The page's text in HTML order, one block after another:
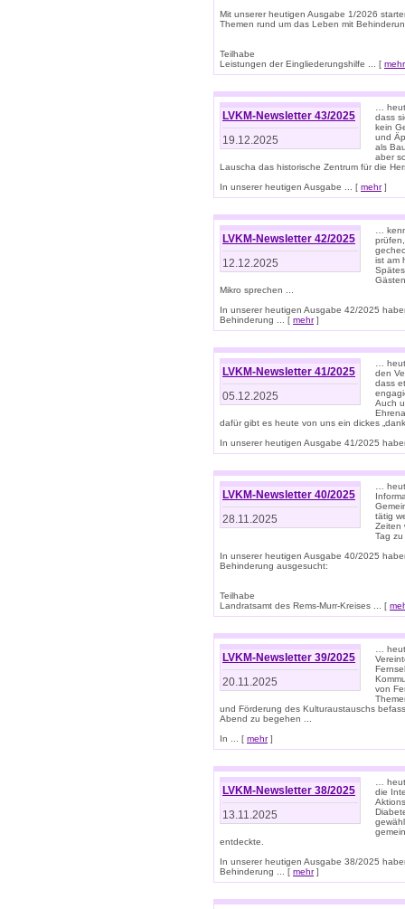
Mit unserer heutigen Ausgabe 1/2026
Themen rund um das Leben mit
Teilhabe
Leistungen der Eingliederungshilfe ... [ mehr
LVKM-Newsletter 43/2025
19.12.2025
…
dass
kein
und
als
aber
Lauscha das historische Zentrum für die
In unserer heutigen Ausgabe ... [ mehr]
LVKM-Newsletter 42/2025
12.12.2025
…
ist am
Mikro sprechen ...
In unserer heutigen Ausgabe 42/2025
Behinderung ... [ mehr]
LVKM-Newsletter 41/2025
05.12.2025
…
den
dass
Auch
dafür gibt es heute von uns ein dickes
In unserer heutigen Ausgabe 41/2025
LVKM-Newsletter 40/2025
28.11.2025
…
tätig
Zeiten
Tag
In unserer heutigen Ausgabe 40/2025
Behinderung ausgesucht:
Teilhabe
Landratsamt des Rems-Murr-Kreises ... [
LVKM-Newsletter 39/2025
20.11.2025
…
von
und Förderung des Kulturaustauschs
Abend zu begehen ...
In ... [ mehr]
LVKM-Newsletter 38/2025
13.11.2025
…
die
entdeckte.
In unserer heutigen Ausgabe 38/2025
Behinderung ... [ mehr]